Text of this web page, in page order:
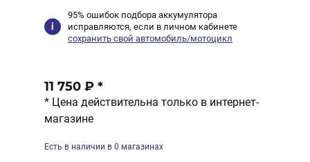
95% ошибок подбора аккумулятора
исправляются, если в личном кабинете
сохранить свой автомобиль/мотоцикл
11 750 ₽ *
* Цена действительна только в интернет-
магазине
Есть в наличии в 0 магазинах